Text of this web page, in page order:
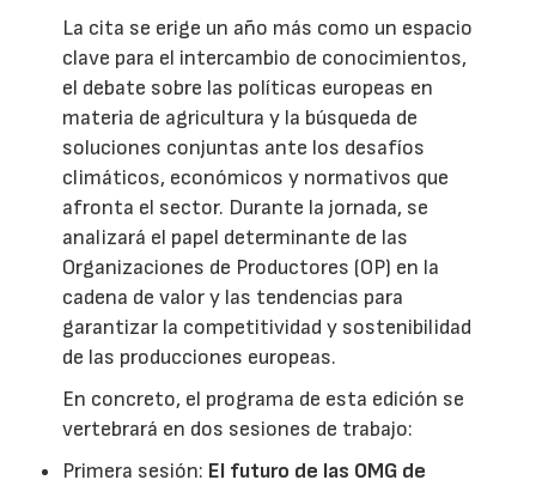
La cita se erige un año más como un espacio
clave para el intercambio de conocimientos,
el debate sobre las políticas europeas en
materia de agricultura y la búsqueda de
soluciones conjuntas ante los desafíos
climáticos, económicos y normativos que
afronta el sector. Durante la jornada, se
analizará el papel determinante de las
Organizaciones de Productores (OP) en la
cadena de valor y las tendencias para
garantizar la competitividad y sostenibilidad
de las producciones europeas.
En concreto, el programa de esta edición se
vertebrará en dos sesiones de trabajo:
Primera sesión: El futuro de las OMG de